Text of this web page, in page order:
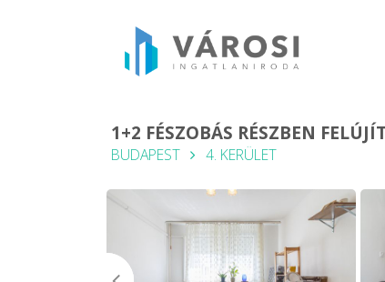
1+2 FÉSZOBÁS RÉSZBEN
BUDAPEST 4. KERÜLET